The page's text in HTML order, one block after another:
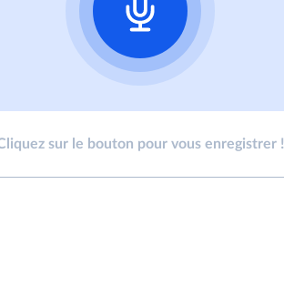
sur le bouton pour vous enregistrer !